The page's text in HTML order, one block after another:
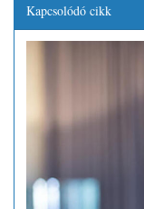
Kapcsolódó cikk